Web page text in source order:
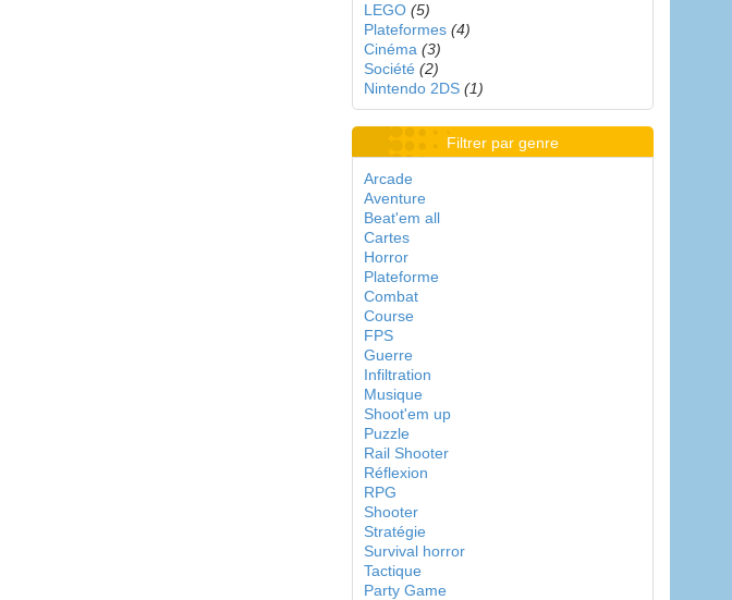
LEGO (5)
Plateformes (4)
Cinéma (3)
Société (2)
Nintendo 2DS (1)
Filtrer par genre
Arcade
Aventure
Beat'em all
Cartes
Horror
Plateforme
Combat
Course
FPS
Guerre
Infiltration
Musique
Shoot'em up
Puzzle
Rail Shooter
Réflexion
RPG
Shooter
Stratégie
Survival horror
Tactique
Party Game